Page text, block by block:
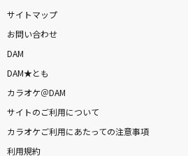
サイトマップ
お問い合わせ
DAM
DAM★とも
カラオケ＠DAM
サイトのご利用について
カラオケご利用にあたっての注意事項
利用規約